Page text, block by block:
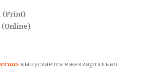
(Print)
(Online)
выпускается ежеквартально.